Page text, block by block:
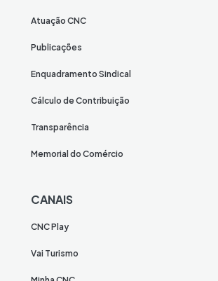
Atuação CNC
Publicações
Enquadramento Sindical
Cálculo de Contribuição
Transparência
Memorial do Comércio
CANAIS
CNC Play
Vai Turismo